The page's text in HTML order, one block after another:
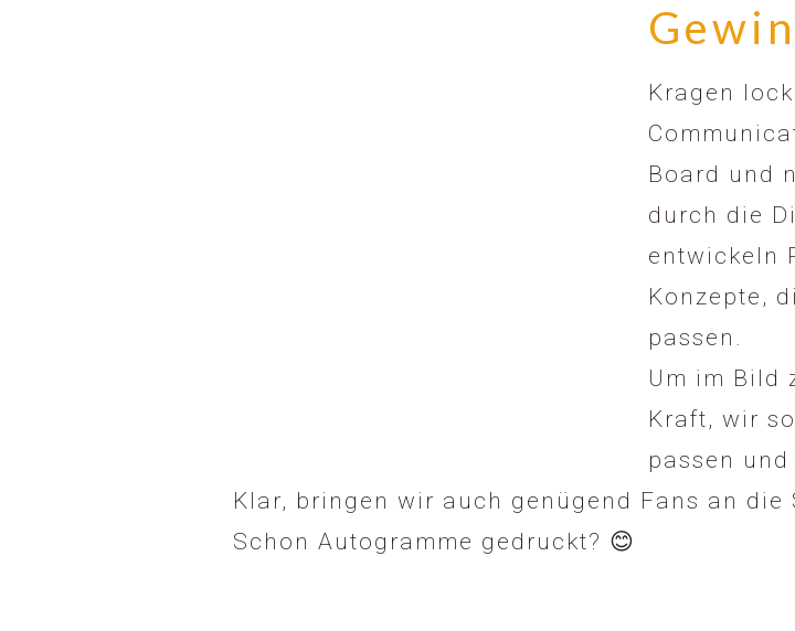
Kragen
Board und
durch die
entwickeln
Konzepte,
passen.
Um im Bild
Kraft, wir
passen
Klar, bringen wir auch genügend Fans an die
Schon Autogramme gedruckt? 😊